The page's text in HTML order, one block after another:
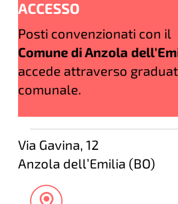
ACCESSO
Posti convenzionati con il
Comune di Anzola
accede attraverso
comunale.
Via Gavina, 12
Anzola dell’Emilia (BO)